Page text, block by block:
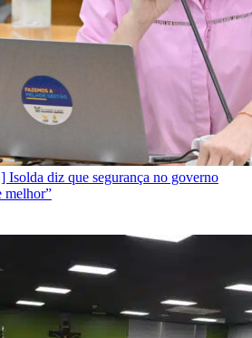
diz que segurança no governo
melhor”